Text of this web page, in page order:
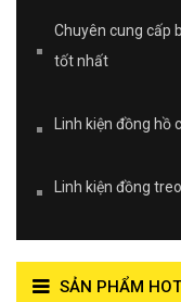
Chuyên cung cấp
tốt nhất
Linh kiện đồng hồ
Linh kiện đồng
SẢN PHẨM